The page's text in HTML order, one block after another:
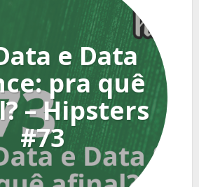
e Data
pra quê
– Hipsters
#73